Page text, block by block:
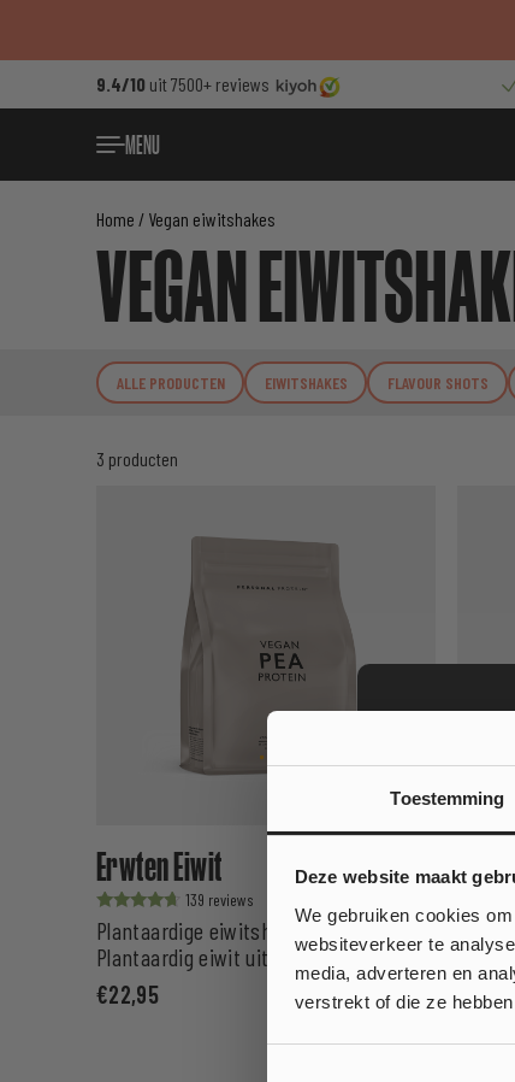
Toestemming
Deze website maakt
We gebruiken cookies
websiteverkeer te
media, adverteren en
verstrekt of die ze
9.4/10 uit 7500+ reviews
MENU
Home / Vegan eiwitshakes
VEGAN
ALLE PRODUCTEN EIWITSHAKES FLAVOUR SHOTS
3 producten
Erwten Eiwit
Waardering
uit 5
139
Plantaardige eiwitshake
Plantaardig eiwit uit erwten
€22,95
Soja
uit 5
€22,95
Wil
op